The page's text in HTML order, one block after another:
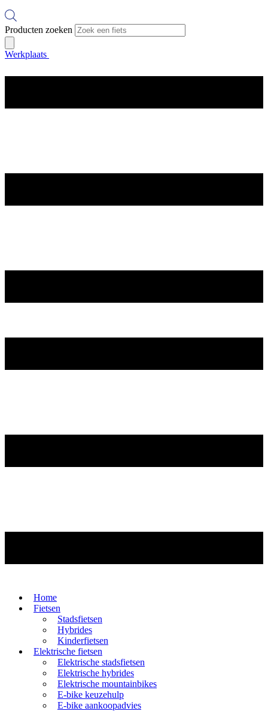
Producten zoeken
Werkplaats
Home
Fietsen
Stadsfietsen
Hybrides
Kinderfietsen
Elektrische fietsen
Elektrische stadsfietsen
Elektrische hybrides
Elektrische mountainbikes
E-bike keuzehulp
E-bike aankoopadvies